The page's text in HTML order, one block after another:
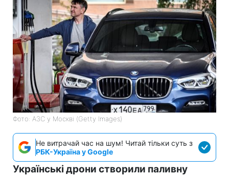
Фото: АЗС у Москві (Getty Images)
Не витрачай час на шум! Читай тільки суть з
РБК-Україна у Google
Українські дрони створили паливну